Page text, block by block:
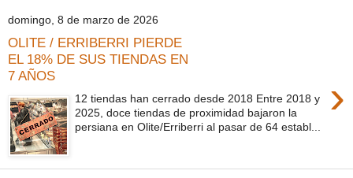
domingo, 8 de marzo de 2026
OLITE / ERRIBERRI PIERDE
EL 18% DE SUS TIENDAS EN
7 AÑOS
›
12 tiendas han cerrado desde 2018 Entre 2018 y
2025, doce tiendas de proximidad bajaron la
persiana en Olite/Erriberri al pasar de 64 establ...